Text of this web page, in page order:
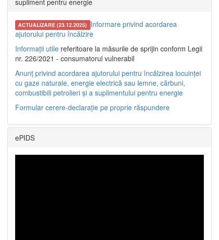
supliment pentru energie
ACTUALIZARE (23.12.2025) Informare privind acordarea
ajutorului pentru încălzire
Informații utile referitoare la măsurile de sprijin conform Legii
nr. 226/2021 - consumatorul vulnerabil
Anunț privind acordarea ajutorului pentru încălzirea locuinței
cu gaze naturale, energie electrică sau lemne, cărbuni,
combustibili petrolieri și a suplimentului pentru energie
Formular cerere-declarație pe proprie răspundere
ePIDS